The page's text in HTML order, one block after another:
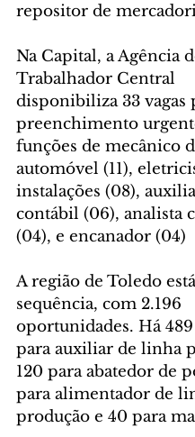
repositor de
Na Capital, a Agência
Trabalhador Central
disponibiliza 33 vagas
preenchimento
funções de mecânico
automóvel (11),
instalações (08),
contábil (06), analista
(04), e encanador (04)
A região de Toledo
sequência, com 2.196
oportunidades. Há 489
para auxiliar de linha
120 para abatedor de
para alimentador de
produção e 40 para